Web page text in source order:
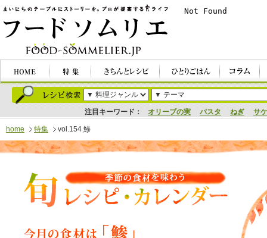
注目キーワード： オリーブの実 パスタ ねぎ サケ
home 特集 vol.154 鯵